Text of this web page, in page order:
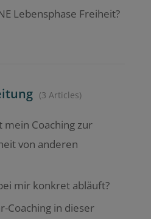
Lebensphase Freiheit?
3 Articles
Coaching zur
von anderen
mir konkret abläuft?
Coaching in dieser